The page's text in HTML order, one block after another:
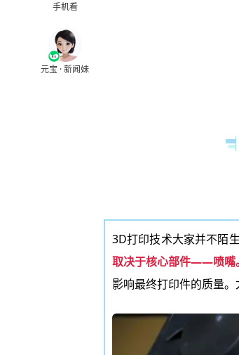
手机看
元宝 · 新闻妹
3D打印技术大家并不陌
取决于核心部件——喷嘴
影响最终打印件的质量